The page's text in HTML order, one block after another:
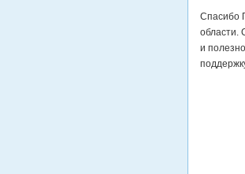
Спасибо
области.
и